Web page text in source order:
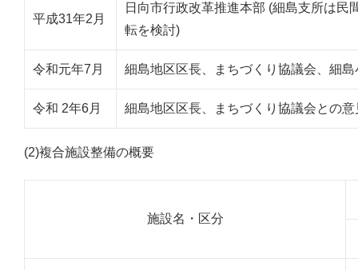
平成31年2月
日向市行政改革推進本部 (細島支所は民
転を検討)
令和元年7月 細島地区区長、まちづくり協議会、細
令和 2年6月 細島地区区長、まちづくり協議会との意
(2)複合施設整備の概要
施設名・区分